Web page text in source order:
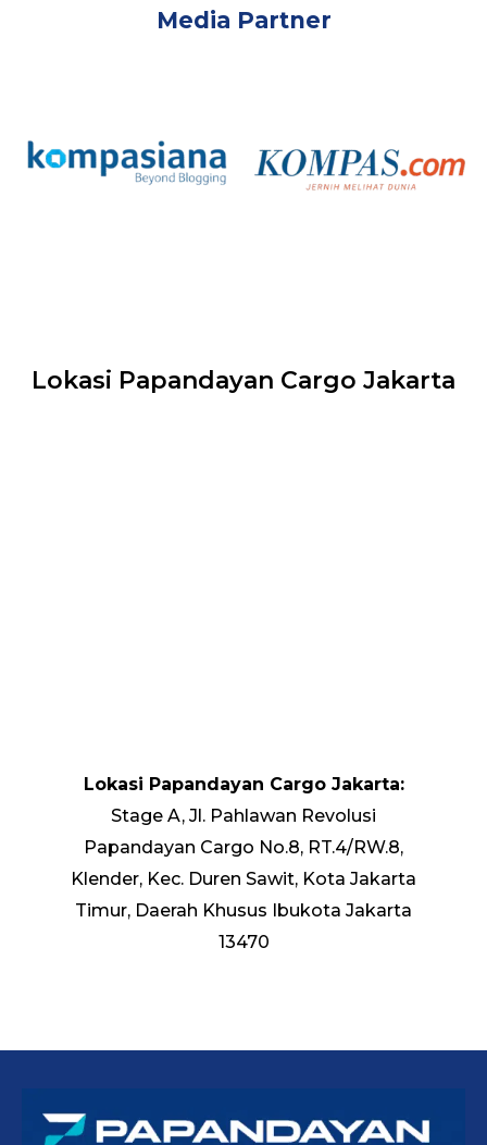
Media Partner
Lokasi Papandayan Cargo Jakarta
Lokasi Papandayan Cargo Jakarta:
Stage A, Jl. Pahlawan Revolusi
Papandayan Cargo No.8, RT.4/RW.8,
Klender, Kec. Duren Sawit, Kota Jakarta
Timur, Daerah Khusus Ibukota Jakarta
13470